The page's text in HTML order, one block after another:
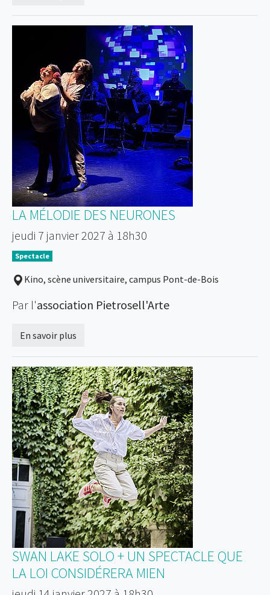
LA MÉLODIE DES NEURONES
jeudi 7 janvier 2027 à 18h30
Spectacle
Kino, scène universitaire, campus Pont-de-Bois
Par l'association Pietrosell'Arte
En savoir plus
SWAN LAKE SOLO + UN SPECTACLE QUE
LA LOI CONSIDÉRERA MIEN